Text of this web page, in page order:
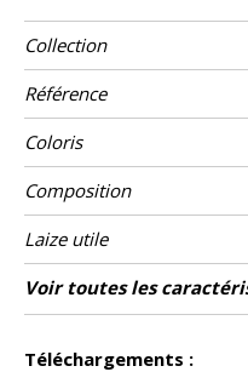
Collection
Référence
Coloris
Composition
Laize utile
Raccord
Test
Martindale
Usage
martindale
Siège à
cycles
Sens
Poids g/m²
Performance
Accoustique
Usage
Entretien
Pays d'origine
Rapport
Horizontal
Rapport
Vertical
Caractéristiques
Outdoor
Voir toutes les
Téléchargements :